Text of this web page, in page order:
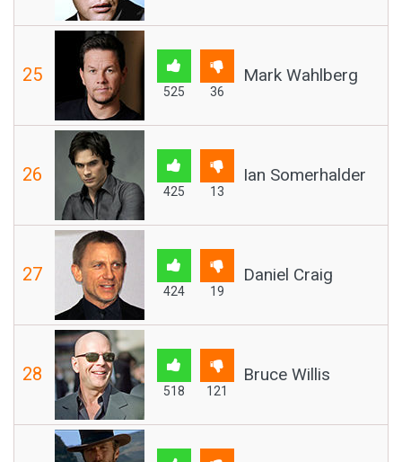
25
525 36
Mark Wahlberg
26
425 13
Ian Somerhalder
27
424 19
Daniel Craig
28
518 121
Bruce Willis